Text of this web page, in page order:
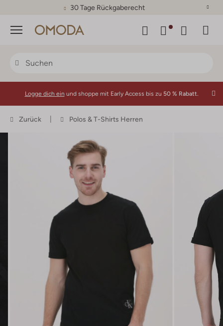
30 Tage Rückgaberecht
Menü
Logge dich ein und shoppe mit Early Access bis zu 50 % Rabatt.
Zurück Polos & T-Shirts Herren